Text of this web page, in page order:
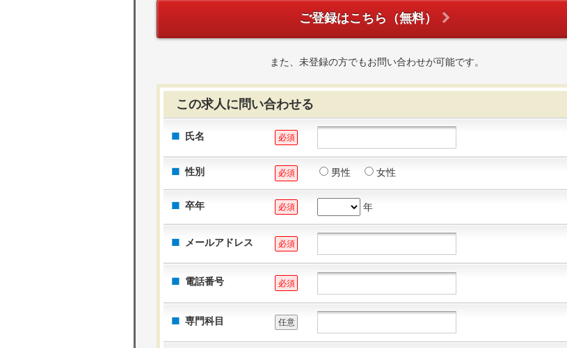
ご登録はこちら（無料）
また、未登録の方でもお問い合わせが可能です。
この求人に問い合わせる
氏名 必須
性別 必須 男性 女性
卒年 必須 年
メールアドレス 必須
電話番号 必須
専門科目 任意